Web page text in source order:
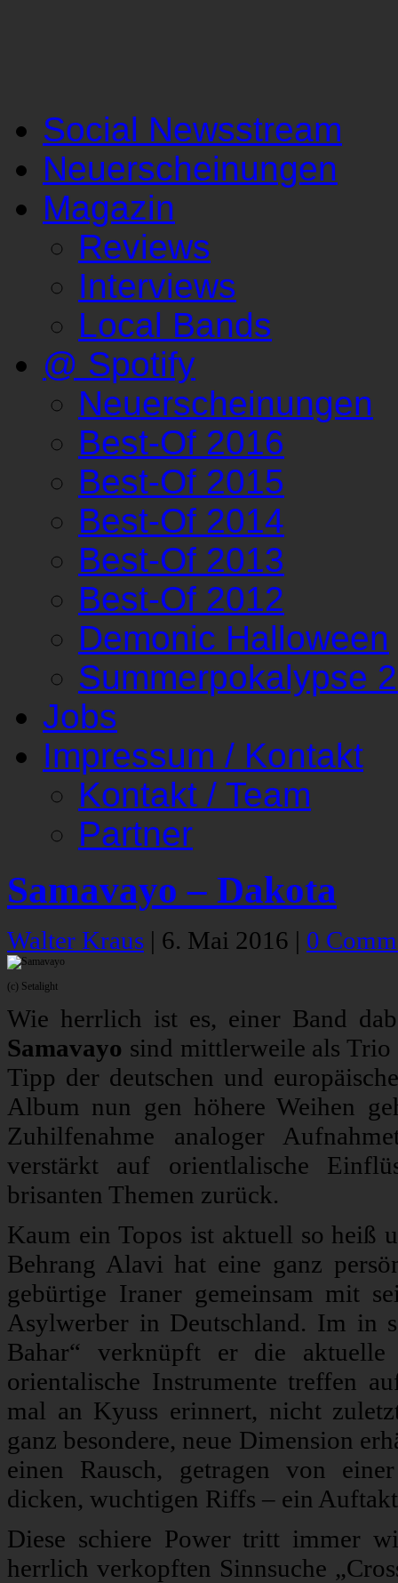
Social Newsstream
Neuerscheinungen
Magazin
Reviews
Interviews
Local Bands
@ Spotify
Neuerscheinungen
Best-Of 2016
Best-Of 2015
Best-Of 2014
Best-Of 2013
Best-Of 2012
Demonic Halloween
Summerpokalypse
Jobs
Impressum / Kontakt
Kontakt / Team
Partner
Samavayo – Dakota
Walter Kraus | 6. Mai 2016 | 0
(c) Setalight
Wie herrlich ist es, einer Band
Samavayo sind mittlerweile als Trio
Tipp der deutschen und
Album nun gen höhere Weihen
Zuhilfenahme analoger
verstärkt auf orientlalische
brisanten Themen zurück.
Kaum ein Topos ist aktuell so heiß
Behrang Alavi hat eine ganz
gebürtige Iraner gemeinsam mit
Asylwerber in Deutschland. Im in
Bahar“ verknüpft er die aktuelle
orientalische Instrumente treffen
mal an Kyuss erinnert, nicht
ganz besondere, neue Dimension
einen Rausch, getragen von
dicken, wuchtigen Riffs – ein
Diese schiere Power tritt immer
herrlich verkopften Sinnsuche